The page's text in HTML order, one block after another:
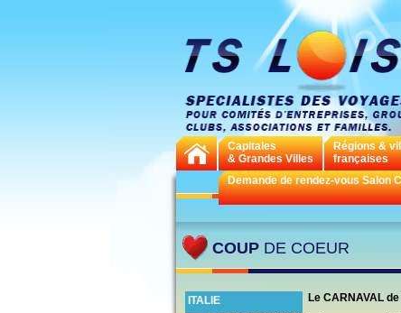
Capitales
& Grandes Villes
Régions &
françaises
Demande de rendez-vous Salon
COUP DE COEUR
ITALIE Le CARNAVAL